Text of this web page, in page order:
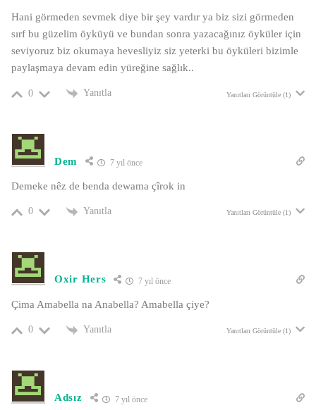
Hani görmeden sevmek diye bir şey vardır ya biz sizi görmeden
sırf bu güzelim öyküyü ve bundan sonra yazacağınız öyküler için
seviyoruz biz okumaya hevesliyiz siz yeterki bu öyküleri bizimle
paylaşmaya devam edin yüreğine sağlık..
0 Yanıtla Yanıtları Görüntüle (1)
Dem 7 yıl önce
Demeke nêz de benda dewama çîrok in
0 Yanıtla Yanıtları Görüntüle (1)
Oxir Hers 7 yıl önce
Çima Amabella na Anabella? Amabella çiye?
0 Yanıtla Yanıtları Görüntüle (1)
Adsız 7 yıl önce